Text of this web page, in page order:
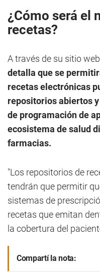
¿Cómo será el
recetas?
A través de su sitio
detalla que se
recetas electrónicas
repositorios abiertos
de programación de
ecosistema de salud
farmacias.
"Los repositorios de
tendrán que permitir
sistemas de
recetas que emitan
la cobertura del
Compartí la nota: